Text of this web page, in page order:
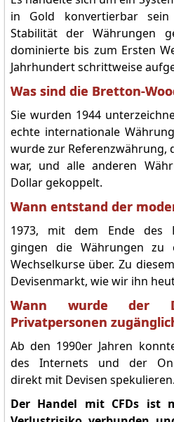
in Gold konvertierbar
Stabilität der Währungen
dominierte bis zum Ersten
Jahrhundert schrittweise
Was sind die Bretton-
Sie wurden 1944
echte internationale
wurde zur Referenzwährung,
war, und alle anderen
Dollar gekoppelt.
Wann entstand der
1973, mit dem Ende des
gingen die Währungen zu
Wechselkurse über. Zu
Devisenmarkt, wie wir ihn
Wann wurde der
Privatpersonen
Ab den 1990er Jahren
des Internets und der
direkt mit Devisen spekulieren.
Der Handel mit CFDs ist